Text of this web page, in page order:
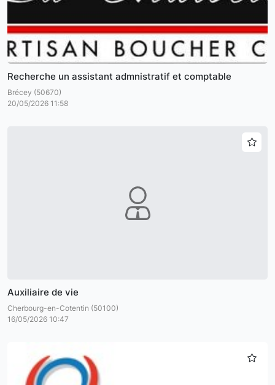
Recherche un assistant admnistratif et comptable
Brécey (50670)
20/05/2026 11:58
Auxiliaire de vie
Cherbourg-en-Cotentin (50100)
16/05/2026 10:47